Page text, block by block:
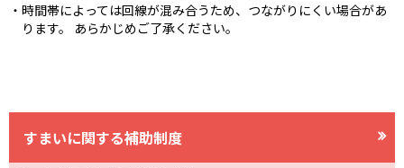
時間帯によっては回線が混み合うため、つながりにくい場合があ
ります。 あらかじめご了承ください。
すまいに関する補助制度